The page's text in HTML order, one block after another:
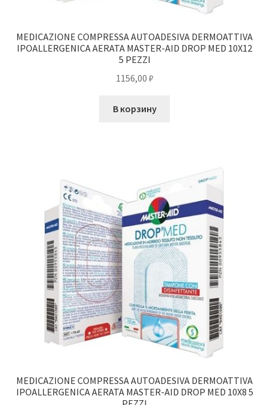
MEDICAZIONE COMPRESSA AUTOADESIVA DERMOATTIVA
IPOALLERGENICA AERATA MASTER-AID DROP MED 10X12
5 PEZZI
1156,00 ₽
В корзину
MEDICAZIONE COMPRESSA AUTOADESIVA DERMOATTIVA
IPOALLERGENICA AERATA MASTER-AID DROP MED 10X8 5